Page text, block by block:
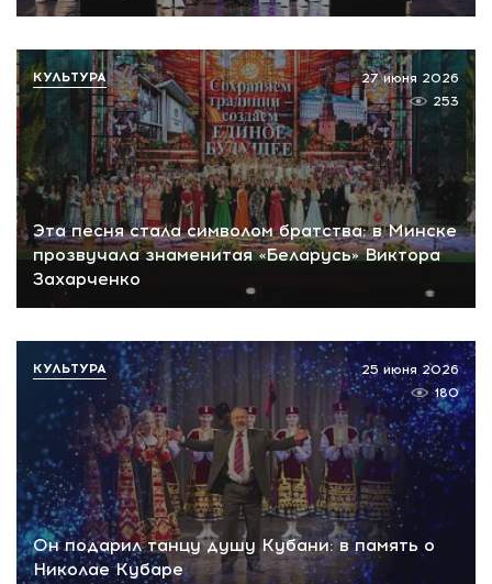
Эта песня стала символом братства: в Минске
прозвучала знаменитая «Беларусь» Виктора
Захарченко
27 июня 2026
253
КУЛЬТУРА
Он подарил танцу душу Кубани: в память о
Николае Кубаре
25 июня 2026
180
КУЛЬТУРА